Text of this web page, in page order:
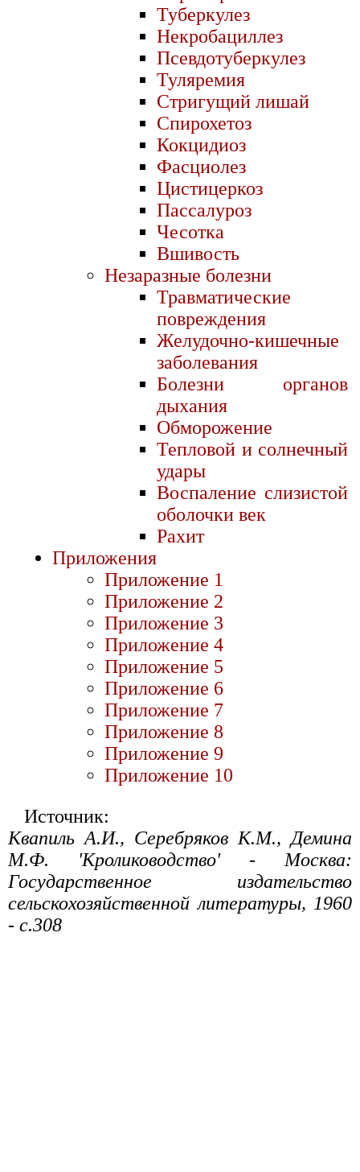
Туберкулез
Некробациллез
Псевдотуберкулез
Туляремия
Стригущий лишай
Спирохетоз
Кокцидиоз
Фасциолез
Цистицеркоз
Пассалуроз
Чесотка
Вшивость
Незаразные болезни
Травматические
повреждения
Желудочно-кишечные
заболевания
Болезни органов
дыхания
Обморожение
Тепловой и солнечный
удары
Воспаление слизистой
оболочки век
Рахит
Приложения
Приложение 1
Приложение 2
Приложение 3
Приложение 4
Приложение 5
Приложение 6
Приложение 7
Приложение 8
Приложение 9
Приложение 10
Источник:
Квапиль А.И., Серебряков К.М., Демина
М.Ф. 'Кролиководство' - Москва:
Государственное издательство
сельскохозяйственной литературы, 1960
- с.308